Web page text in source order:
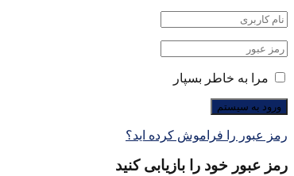
مرا به خاطر بسپار
رمز عبور را فراموش کرده اید؟
رمز عبور خود را بازیابی کنید